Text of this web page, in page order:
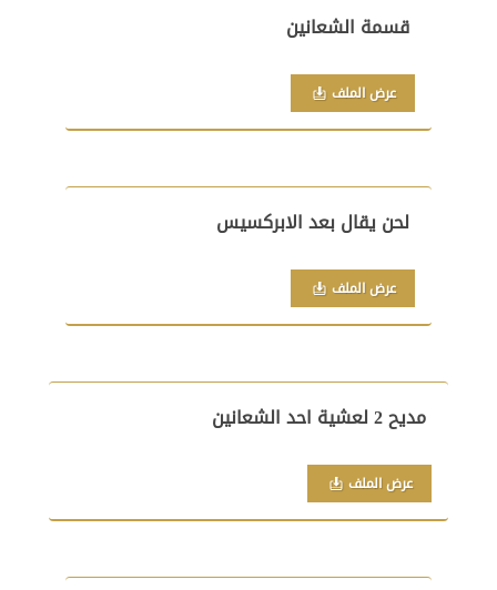
قسمة الشعانين
عرض الملف
لحن يقال بعد الابركسيس
عرض الملف
مديح 2 لعشية احد الشعانين
عرض الملف